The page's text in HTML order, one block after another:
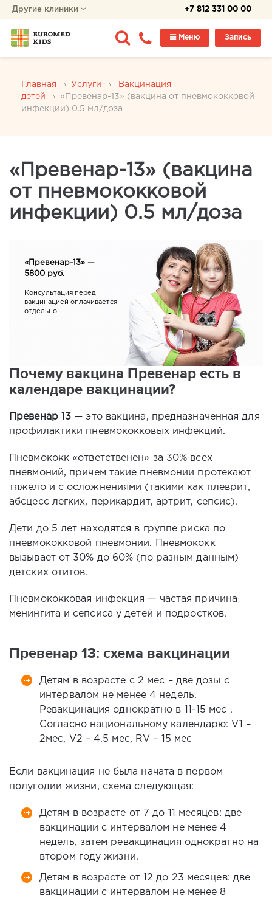
+7 812 331 00 00
Другие клиники
Запись
Меню
Главная Услуги
Вакцинация
детей
«Превенар-13» (вакцина от пневмококковой
инфекции) 0.5 мл/доза
«Превенар-13» (вакцина
от пневмококковой
инфекции) 0.5 мл/доза
«Превенар-13» —
5800 руб.
Консультация перед
вакцинацией оплачивается
отдельно
Почему вакцина Превенар есть в
календаре вакцинации?
Превенар 13 — это вакцина, предназначенная для
профилактики пневмококковых инфекций.
Пневмококк «ответственен» за 30% всех
пневмоний, причем такие пневмонии протекают
тяжело и с осложнениями (такими как плеврит,
абсцесс легких, перикардит, артрит, сепсис).
Дети до 5 лет находятся в группе риска по
пневмококковой пневмонии. Пневмококк
вызывает от 30% до 60% (по разным данным)
детских отитов.
Пневмококковая инфекция — частая причина
менингита и сепсиса у детей и подростков.
Превенар 13: схема вакцинации
Детям в возрасте с 2 мес – две дозы с
интервалом не менее 4 недель.
Ревакцинация однократно в 11-15 мес .
Согласно национальному календарю: V1 –
2мес, V2 – 4.5 мес, RV – 15 мес
Если вакцинация не была начата в первом
полугодии жизни, схема следующая:
Детям в возрасте от 7 до 11 месяцев: две
вакцинации с интервалом не менее 4
недель, затем ревакцинация однократно на
втором году жизни.
Детям в возрасте от 12 до 23 месяцев: две
вакцинации с интервалом не менее 8